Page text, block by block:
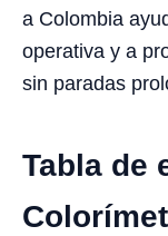
a Colombia
operativa y a
sin paradas
Tabla de